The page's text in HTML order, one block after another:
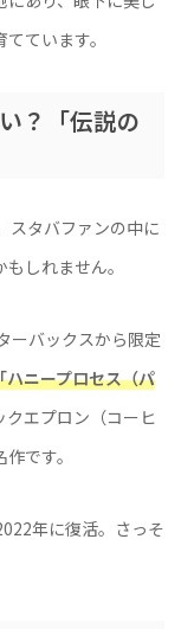
ています。
？「伝説の
スタバファンの中に
しれません。
ーバックスから限定
ハニープロセス（パ
クエプロン（コーヒ
です。
年に復活。さっそ